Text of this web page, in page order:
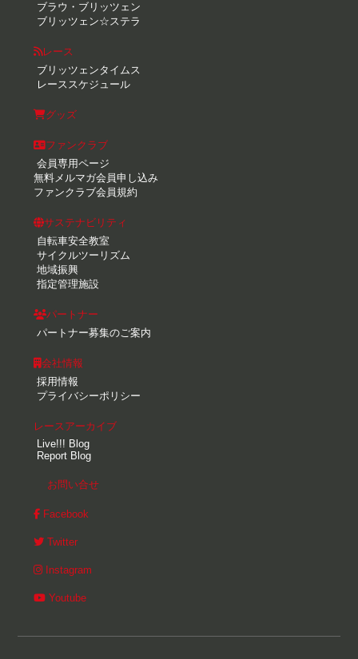
ブラウ・ブリッツェン
ブリッツェン☆ステラ
レース
ブリッツェンタイムス
レーススケジュール
グッズ
ファンクラブ
会員専用ページ
無料メルマガ会員申し込み
ファンクラブ会員規約
サステナビリティ
自転車安全教室
サイクルツーリズム
地域振興
指定管理施設
パートナー
パートナー募集のご案内
会社情報
採用情報
プライバシーポリシー
レースアーカイブ
Live!!! Blog
Report Blog
お問い合せ
Facebook
Twitter
Instagram
Youtube